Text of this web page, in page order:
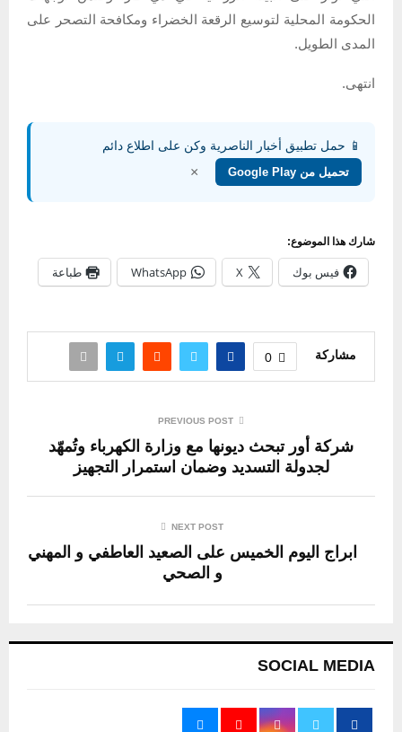
الحكومة المحلية لتوسيع الرقعة الخضراء ومكافحة التصحر على
المدى الطويل.
انتهى.
📱 حمل تطبيق أخبار الناصرية وكن على اطلاع دائم
تحميل من Google Play ×
شارك هذا الموضوع:
فيس بوك X
WhatsApp طباعة
مشاركة 0
PREVIOUS POST
شركة أور تبحث ديونها مع وزارة الكهرباء وتُمهّد
لجدولة التسديد وضمان استمرار التجهيز
NEXT POST
ابراج اليوم الخميس على الصعيد العاطفي و المهني
و الصحي
SOCIAL MEDIA